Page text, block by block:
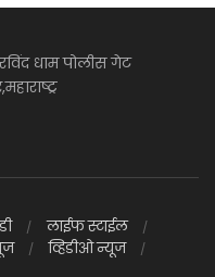
धाम पोलीस गेट
लाईफ स्टाईल
व्हिडीओ न्यूज